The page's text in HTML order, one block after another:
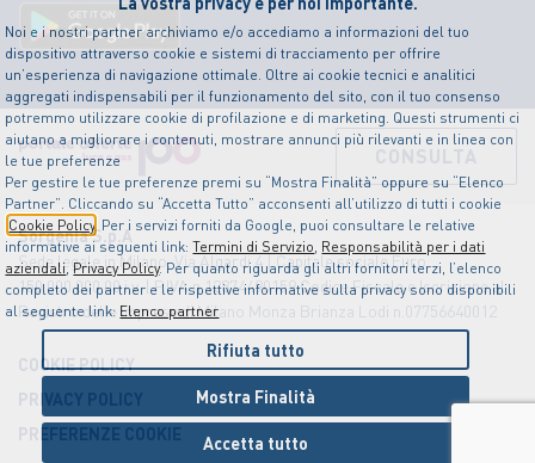
Noi e i nostri partner archiviamo e/o accediamo a informazioni del tuo
dispositivo attraverso cookie e sistemi di tracciamento per offrire
un’esperienza di navigazione ottimale. Oltre ai cookie tecnici e analitici
aggregati indispensabili per il funzionamento del sito, con il tuo consenso
potremmo utilizzare cookie di profilazione e di marketing. Questi strumenti ci
aiutano a migliorare i contenuti, mostrare annunci più rilevanti e in linea con
le tue preferenze
Per gestire le tue preferenze premi su “Mostra Finalità” oppure su “Elenco
Partner”. Cliccando su “Accetta Tutto” acconsenti all’utilizzo di tutti i cookie
Cookie Policy. Per i servizi forniti da Google, puoi consultare le relative
informative ai seguenti link:Termini di Servizio, Responsabilità per i dati
aziendali,Privacy Policy. Per quanto riguarda gli altri fornitori terzi, l’elenco
completo dei partner e le rispettive informative sulla privacy sono disponibili
al seguente link: Elenco partner
Rifiuta tutto
Mostra Finalità
Accetta tutto
Sorgenia S.p.A
Sede legale in Milano, Via Algardi 4 | Capitale sociale Euro
150.000.000,00 i.v. | P.IVA n.12874490159 Codice Fiscale e Iscrizione al
Registro delle Imprese di Milano Monza Brianza Lodi n.07756640012
COOKIE POLICY
PRIVACY POLICY
PREFERENZE COOKIE